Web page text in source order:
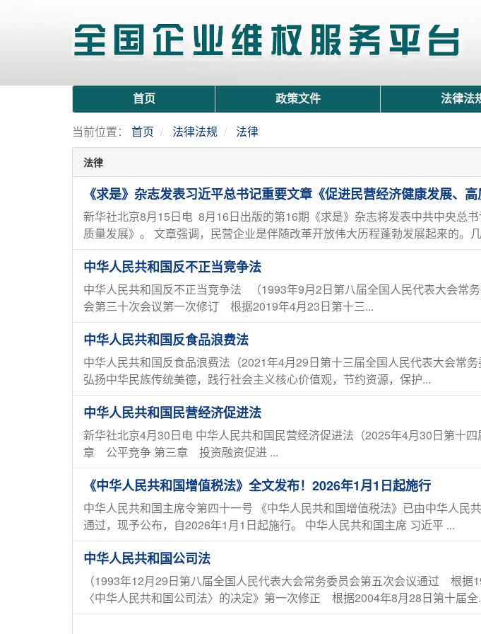
首页 政策文件 法律法
当前位置： 首页 法律法规 法律
法律
《求是》杂志发表习近平总书记重要文章《促进民营经济健康发展、高
新华社北京8月15日电 8月16日出版的第16期《求是》杂志将发表中共中央总
质量发展》。 文章强调，民营企业是伴随改革开放伟大历程蓬勃发展起来的。
中华人民共和国反不正当竞争法
中华人民共和国反不正当竞争法 （1993年9月2日第八届全国人民代表大会常
会第三十次会议第一次修订 根据2019年4月23日第十三...
中华人民共和国反食品浪费法
中华人民共和国反食品浪费法（2021年4月29日第十三届全国人民代表大会常
弘扬中华民族传统美德，践行社会主义核心价值观，节约资源，保护...
中华人民共和国民营经济促进法
新华社北京4月30日电 中华人民共和国民营经济促进法（2025年4月30日第
章 公平竞争 第三章 投资融资促进 ...
《中华人民共和国增值税法》全文发布！2026年1月1日起施行
中华人民共和国主席令第四十一号 《中华人民共和国增值税法》已由中华人
通过，现予公布，自2026年1月1日起施行。 中华人民共和国主席 习近平 ...
中华人民共和国公司法
（1993年12月29日第八届全国人民代表大会常务委员会第五次会议通过 根
〈中华人民共和国公司法〉的决定》第一次修正 根据2004年8月28日第十届全